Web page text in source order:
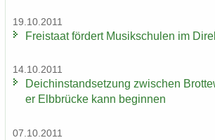
19.10.2011
Frei­staat för­dert Mu­sik­schu­len im
14.10.2011
Deich­in­stand­set­zung zwi­schen
er Elb­brü­cke kann be­gin­nen
07.10.2011